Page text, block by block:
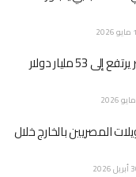
احتياطي النقد الأجنبي لمصر يرتفع إلى 53 مليار دولار
المصريين بالخارج خلال